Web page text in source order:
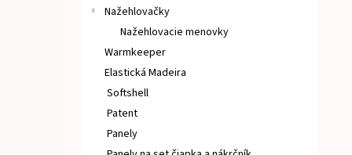
Nažehlovačky
Nažehlovacie menovky
Warmkeeper
Elastická Madeira
Softshell
Patent
Panely